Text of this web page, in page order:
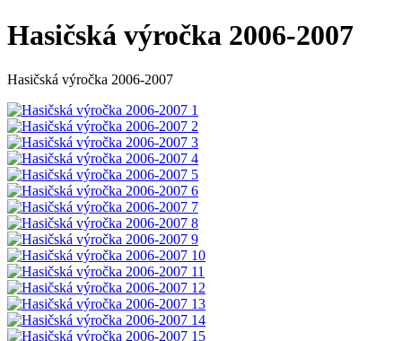
Hasičská výročka 2006-2007
Hasičská výročka 2006-2007